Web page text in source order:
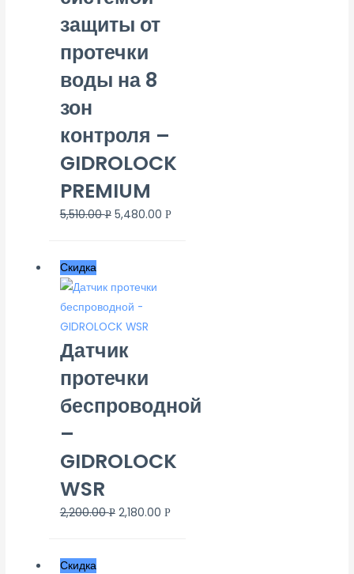
Входная резьба
1"(2)
(5)
3/4"(5)
Выходная резьба
1"(2)
1/2"(5)
3/4" (5)
40(5)
Максимальная рабочая температура
120(5)
защиты от
протечки
воды на 8
зон
контроля –
GIDROLOCK
PREMIUM
5,510.00Р 5,480.00 Р
Скидка
Датчик
протечки
беспроводной
–
GIDROLOCK
WSR
2,200.00Р 2,180.00 Р
Скидка